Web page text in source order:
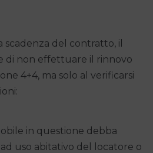
del contratto, il
di non effettuare il rinnovo
4+4, ma solo al verificarsi
in questione debba
uso abitativo del locatore o